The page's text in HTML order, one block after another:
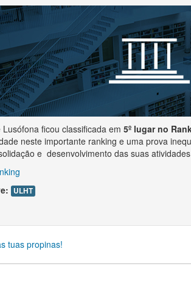
Lusófona ficou classificada em5º lugar no
neste importante ranking e uma prova
e desenvolvimento das suas
ULHT
tuas propinas!